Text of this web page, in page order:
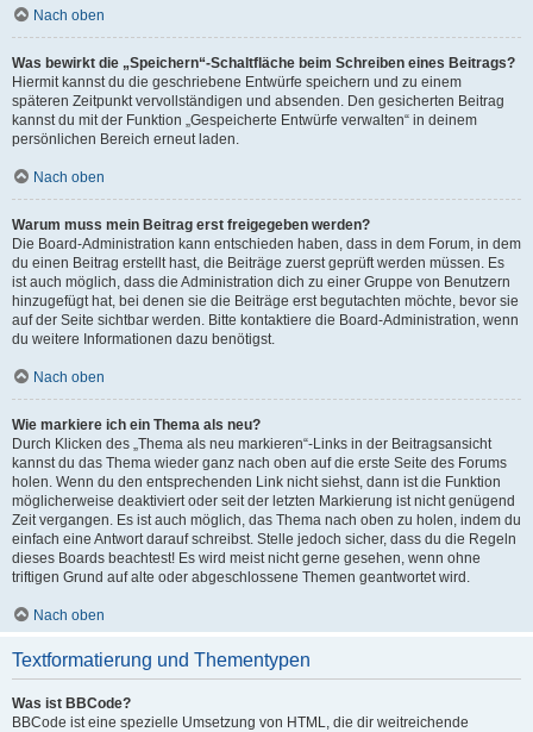
Nach oben
Was bewirkt die „Speichern“-Schaltfläche beim Schreiben eines Beitrags?
Hiermit kannst du die geschriebene Entwürfe speichern und zu einem
späteren Zeitpunkt vervollständigen und absenden. Den gesicherten Beitrag
kannst du mit der Funktion „Gespeicherte Entwürfe verwalten“ in deinem
persönlichen Bereich erneut laden.
Nach oben
Warum muss mein Beitrag erst freigegeben werden?
Die Board-Administration kann entschieden haben, dass in dem Forum, in dem
du einen Beitrag erstellt hast, die Beiträge zuerst geprüft werden müssen. Es
ist auch möglich, dass die Administration dich zu einer Gruppe von Benutzern
hinzugefügt hat, bei denen sie die Beiträge erst begutachten möchte, bevor sie
auf der Seite sichtbar werden. Bitte kontaktiere die Board-Administration, wenn
du weitere Informationen dazu benötigst.
Nach oben
Wie markiere ich ein Thema als neu?
Durch Klicken des „Thema als neu markieren“-Links in der Beitragsansicht
kannst du das Thema wieder ganz nach oben auf die erste Seite des Forums
holen. Wenn du den entsprechenden Link nicht siehst, dann ist die Funktion
möglicherweise deaktiviert oder seit der letzten Markierung ist nicht genügend
Zeit vergangen. Es ist auch möglich, das Thema nach oben zu holen, indem du
einfach eine Antwort darauf schreibst. Stelle jedoch sicher, dass du die Regeln
dieses Boards beachtest! Es wird meist nicht gerne gesehen, wenn ohne
triftigen Grund auf alte oder abgeschlossene Themen geantwortet wird.
Nach oben
Textformatierung und Thementypen
Was ist BBCode?
BBCode ist eine spezielle Umsetzung von HTML, die dir weitreichende